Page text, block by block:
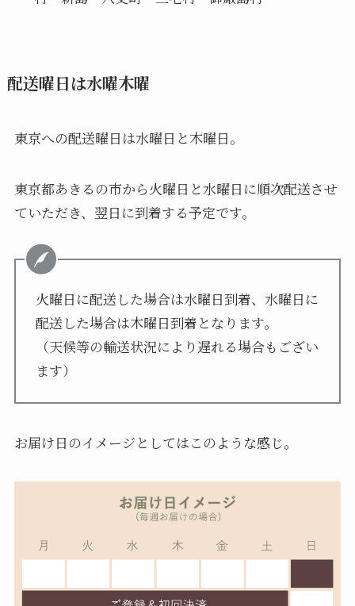
配送曜日は水曜木曜
東京への配送曜日は水曜日と木曜日。
東京都あきるの市から火曜日と水曜日に順次配送させ
ていただき、翌日に到着する予定です。
火曜日に配送した場合は水曜日到着、水曜日に
配送した場合は木曜日到着となります。
（天候等の輸送状況により遅れる場合もござい
ます）
お届け日のイメージとしてはこのような感じ。